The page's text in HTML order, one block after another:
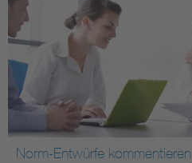
Norm-Entwürfe kommentieren